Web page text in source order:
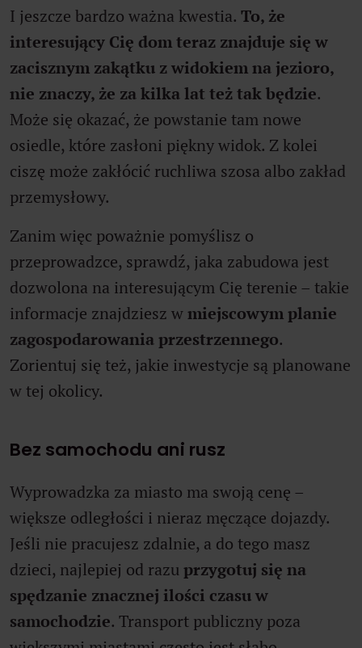
I jeszcze bardzo ważna kwestia. To, że
interesujący Cię dom teraz znajduje się w
zacisznym zakątku z widokiem na jezioro,
nie znaczy, że za kilka lat też tak będzie.
Może się okazać, że powstanie tam nowe
osiedle, które zasłoni piękny widok. Z kolei
ciszę może zakłócić ruchliwa szosa albo zakład
przemysłowy.
Zanim więc poważnie pomyślisz o
przeprowadzce, sprawdź, jaka zabudowa jest
dozwolona na interesującym Cię terenie – takie
informacje znajdziesz wmiejscowym planie
zagospodarowania przestrzennego.
Zorientuj się też, jakie inwestycje są planowane
w tej okolicy.
Bez samochodu ani rusz
Wyprowadzka za miasto ma swoją cenę –
większe odległości i nieraz męczące dojazdy.
Jeśli nie pracujesz zdalnie, a do tego masz
dzieci, najlepiej od razuprzygotuj się na
spędzanie znacznej ilości czasu w
samochodzie. Transport publiczny poza